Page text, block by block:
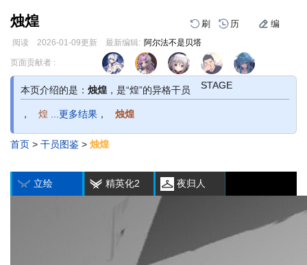
烛煌 刷 历 编
阅读 2026-01-09更新 最新编辑: 阿尔法不是贝塔
跳
跳
页面贡献者 :
本页介绍的是： 烛煌 ，是“煌”的异格干员
， 煌 ...更多结果 ， 烛煌
首页 > 干员图鉴 > 烛煌
立绘 精英化2 夜归人
1
STAGE
2
STAGE
3
STAGE
1
STAGE
2
STAGE
3
STAGE